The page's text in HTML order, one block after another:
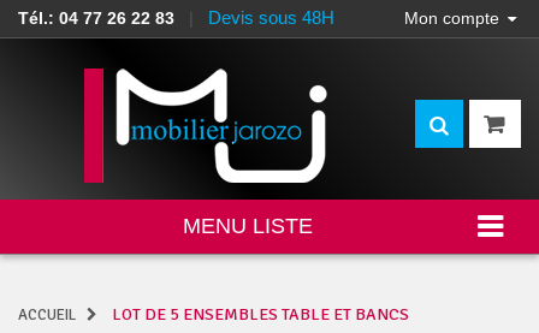
Tél.: 04 77 26 22 83 | Devis sous 48H Mon compte
MENU LISTE
ACCUEIL LOT DE 5 ENSEMBLES TABLE ET BANCS